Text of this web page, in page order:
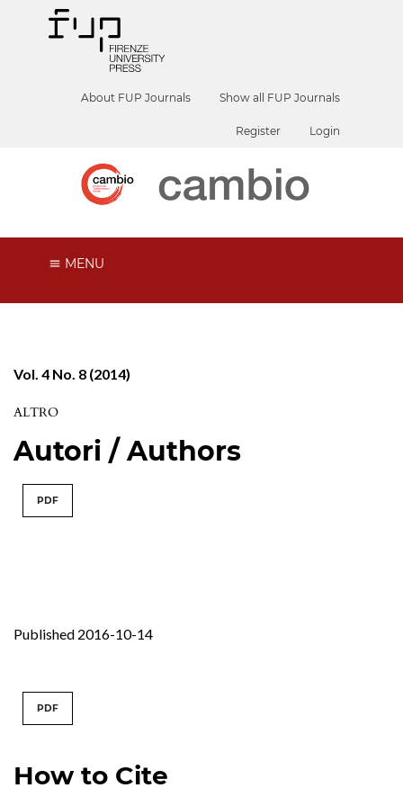
About FUP Journals Show all FUP Journals
Register Login
MENU
Vol. 4 No. 8 (2014)
ALTRO
Autori / Authors
PDF
Published 2016-10-14
How to Cite
PDF